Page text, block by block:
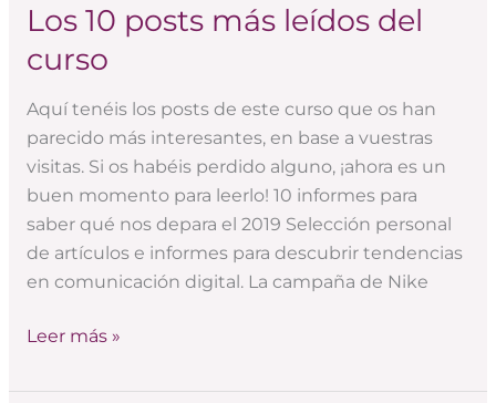
Los 10 posts más leídos del
curso
Aquí tenéis los posts de este curso que os han
parecido más interesantes, en base a vuestras
visitas. Si os habéis perdido alguno, ¡ahora es un
buen momento para leerlo! 10 informes para
saber qué nos depara el 2019 Selección personal
de artículos e informes para descubrir tendencias
en comunicación digital. La campaña de Nike
Leer más »